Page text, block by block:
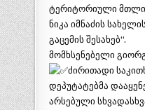
ტერიტორიული
ნიკა იმნაძის
გაცემის შესახებ“.
მომხსენებელი
ძირითადი
დეპუტატებმა
არსებული